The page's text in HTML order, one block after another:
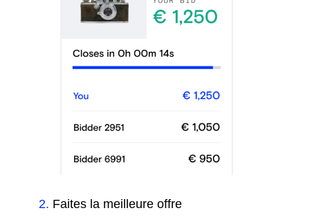
2. Faites la meilleure offre